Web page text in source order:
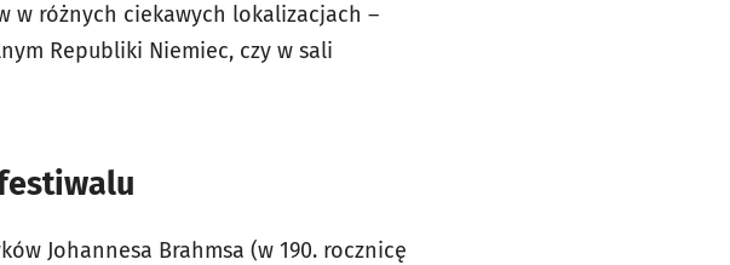
w różnych ciekawych lokalizacjach –
Republiki Niemiec, czy w sali
Johannesa Brahmsa (w 190. rocznicę